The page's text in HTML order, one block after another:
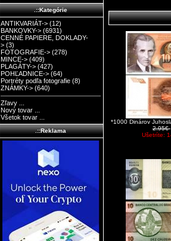
.::Kategórie
ANTIKVARIÁT-> (12)
BANKOVKY-> (6931)
CENNÉ PAPIERE, DOKLADY-
> (3)
FOTOGRAFIE-> (278)
MINCE-> (409)
PLAGÁTY-> (427)
POHĽADNICE-> (64)
Portréty podľa fotografie (8)
ZNÁMKY-> (640)
Zľavy ...
Nový tovar ...
Všetok tovar ...
.::Reklama
*1000 Dinárov
2.95€
Ušetríte: